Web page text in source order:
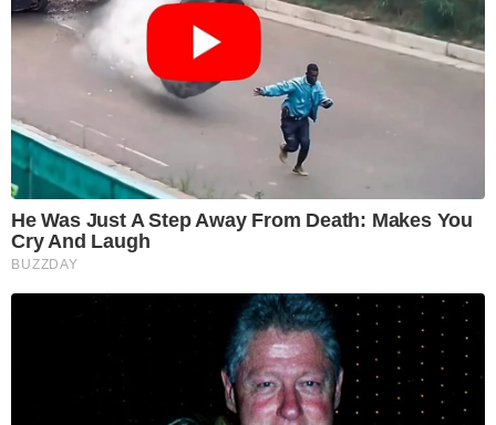
He Was Just A Step Away From Death: Makes You
Cry And Laugh
BUZZDAY